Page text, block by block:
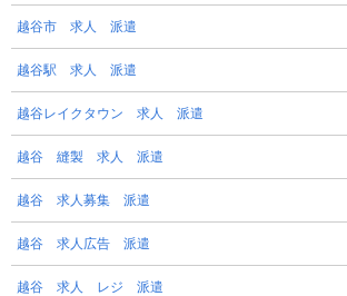
越谷市 求人 派遣
越谷駅 求人 派遣
越谷レイクタウン 求人 派遣
越谷 縫製 求人 派遣
越谷 求人募集 派遣
越谷 求人広告 派遣
越谷 求人 レジ 派遣